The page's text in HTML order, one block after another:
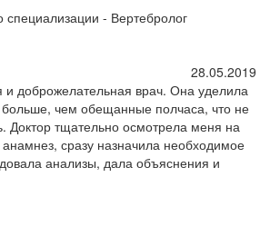
- Вертебролог
28.05.2019
и доброжелательная врач. Она уделила
чем обещанные полчаса, что не
Доктор тщательно осмотрела меня на
сразу назначила необходимое
анализы, дала объяснения и